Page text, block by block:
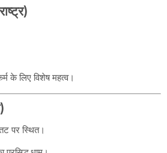
के लिए विशेष महत्व।
पर स्थित।